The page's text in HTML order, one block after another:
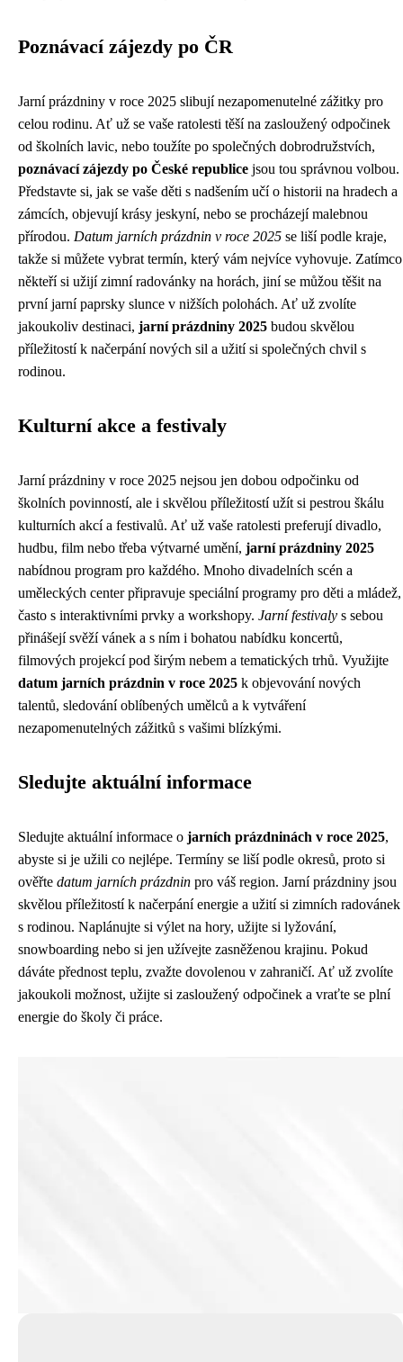
Poznávací zájezdy po ČR
Jarní prázdniny v roce 2025 slibují nezapomenutelné zážitky pro
celou rodinu. Ať už se vaše ratolesti těší na zasloužený odpočinek
od školních lavic, nebo toužíte po společných dobrodružstvích,
poznávací zájezdy po České republice jsou tou správnou volbou.
Představte si, jak se vaše děti s nadšením učí o historii na hradech a
zámcích, objevují krásy jeskyní, nebo se procházejí malebnou
přírodou. Datum jarních prázdnin v roce 2025 se liší podle kraje,
takže si můžete vybrat termín, který vám nejvíce vyhovuje. Zatímco
někteří si užijí zimní radovánky na horách, jiní se můžou těšit na
první jarní paprsky slunce v nižších polohách. Ať už zvolíte
jakoukoliv destinaci, jarní prázdniny 2025 budou skvělou
příležitostí k načerpání nových sil a užití si společných chvil s
rodinou.
Kulturní akce a festivaly
Jarní prázdniny v roce 2025 nejsou jen dobou odpočinku od
školních povinností, ale i skvělou příležitostí užít si pestrou škálu
kulturních akcí a festivalů. Ať už vaše ratolesti preferují divadlo,
hudbu, film nebo třeba výtvarné umění, jarní prázdniny 2025
nabídnou program pro každého. Mnoho divadelních scén a
uměleckých center připravuje speciální programy pro děti a mládež,
často s interaktivními prvky a workshopy. Jarní festivaly s sebou
přinášejí svěží vánek a s ním i bohatou nabídku koncertů,
filmových projekcí pod širým nebem a tematických trhů. Využijte
datum jarních prázdnin v roce 2025 k objevování nových
talentů, sledování oblíbených umělců a k vytváření
nezapomenutelných zážitků s vašimi blízkými.
Sledujte aktuální informace
Sledujte aktuální informace o jarních prázdninách v roce 2025,
abyste si je užili co nejlépe. Termíny se liší podle okresů, proto si
ověřte datum jarních prázdnin pro váš region. Jarní prázdniny jsou
skvělou příležitostí k načerpání energie a užití si zimních radovánek
s rodinou. Naplánujte si výlet na hory, užijte si lyžování,
snowboarding nebo si jen užívejte zasněženou krajinu. Pokud
dáváte přednost teplu, zvažte dovolenou v zahraničí. Ať už zvolíte
jakoukoli možnost, užijte si zasloužený odpočinek a vraťte se plní
energie do školy či práce.